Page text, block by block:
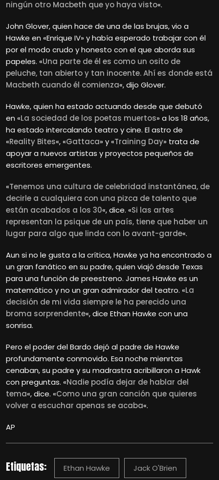
ningún otro Macbeth que yo haya visto«.
John Glover, quien hace de una de las brujas, vio a
Hawke en «Enrique IV» y había esperado trabajar con él
por el modo crudo y honesto con el que aborda sus
papeles. «Una parte de él es como un osito de
peluche, tan abierto y tan inocente. Ahí es donde está
Macbeth cuando él comienza«, dijo Glover.
Hawke, quien ha estado actuando desde que debutó
en «La sociedad de los poetas muertos» a los 18 años,
ha estado intercalando teatro y cine. El astro de
«Reality Bites«, «Gattaca» y «Training Day» trata de
apoyar a nuevos artistas y proyectos pequeños de
escritores emergentes.
«Tenemos una cultura de celebridad instantánea, de
decirle a cualquiera con una pizca de talento que
están acabados a los 30«, dice. «Si las artes
representan la psique de un país, tiene que haber un
lugar para algo que linda con lo avant-garde«.
Aun si no le gusta a la crítica, Hawke ya ha encontrado a
un gran fanático en su padre, quien viajó desde Texas
para una función de preestreno. James Hawke es un
matemático y no un gran admirador del teatro. «La
decisión de mi vida siempre le ha perecido una
broma sorprendente«, dice Ethan Hawke con una
sonrisa.
Pero el poder del Bardo dejó al padre de Hawke
profundamente conmovido. Esa noche mienrtas
cenaban, su padre y su madrastra acribillaron a Hawk
con preguntas. «Nadie podía dejar de hablar del
tema«, dice. «Como una gran canción que quieres
volver a escuchar apenas se acaba«.
AP
Etiquetas: Ethan Hawke Jack O'Brien